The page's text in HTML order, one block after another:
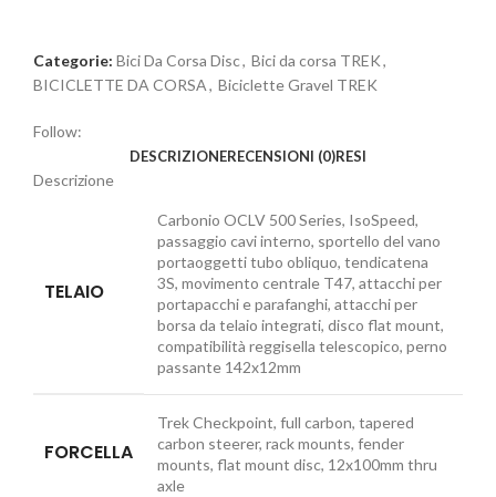
Categorie: Bici Da Corsa Disc, Bici da corsa TREK,
BICICLETTE DA CORSA, Biciclette Gravel TREK
Follow:
DESCRIZIONERECENSIONI (0)RESI
Descrizione
TELAIO
Carbonio OCLV 500 Series, IsoSpeed,
passaggio cavi interno, sportello del vano
portaoggetti tubo obliquo, tendicatena
3S, movimento centrale T47, attacchi per
portapacchi e parafanghi, attacchi per
borsa da telaio integrati, disco flat mount,
compatibilità reggisella telescopico, perno
passante 142x12mm
FORCELLA
Trek Checkpoint, full carbon, tapered
carbon steerer, rack mounts, fender
mounts, flat mount disc, 12x100mm thru
axle